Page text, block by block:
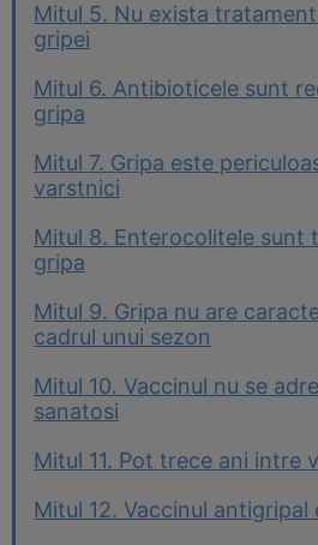
Mitul 5. Nu exista
gripei
Mitul 6. Antibioticele sunt
gripa
Mitul 7. Gripa este
varstnici
Mitul 8. Enterocolitele sunt
gripa
Mitul 9. Gripa nu are
cadrul unui sezon
Mitul 10. Vaccinul nu se
sanatosi
Mitul 11. Pot trece ani intre
Mitul 12. Vaccinul antigripal